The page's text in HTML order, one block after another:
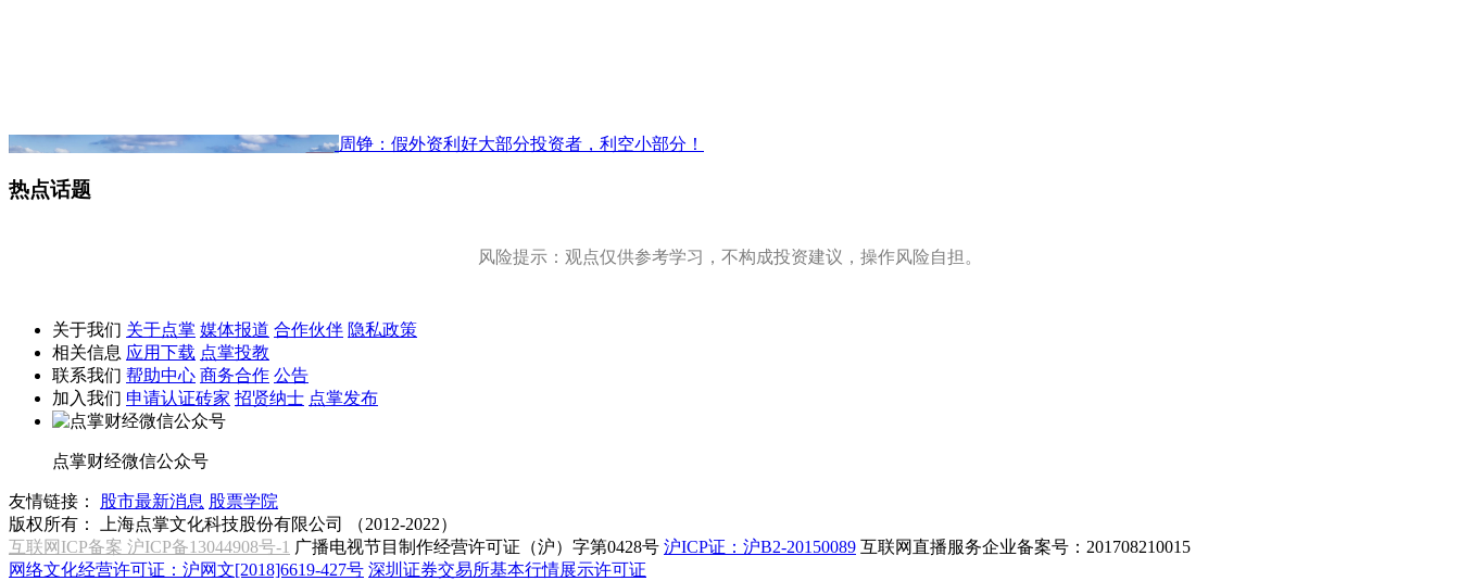
周铮：假外资利好大部分投资者，利空小部分！
热点话题
风险提示：观点仅供参考学习，不构成投资建议，操作风险自担。
关于我们 关于点掌 媒体报道 合作伙伴 隐私政策
相关信息 应用下载 点掌投教
联系我们 帮助中心 商务合作 公告
加入我们 申请认证砖家 招贤纳士 点掌发布
点掌财经微信公众号
友情链接： 股市最新消息 股票学院
版权所有：
上海点掌文化科技股份有限公司 （2012-2022）
互联网ICP备案 沪ICP备13044908号-1 广播电视节目制作经营许可证（沪）字第0428号 沪ICP证：沪B2-20150089 互联网直播服务企业备案号：201708210015
网络文化经营许可证：沪网文[2018]6619-427号 深圳证券交易所基本行情展示许可证